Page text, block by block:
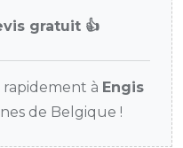
gratuit 👍
rapidement à Engis
de Belgique !